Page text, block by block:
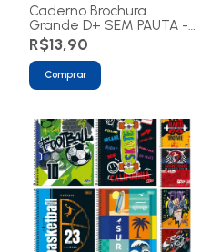
Caderno Brochura
Grande D+ SEM PAUTA -
96 Folhas
R$13,90
Comprar